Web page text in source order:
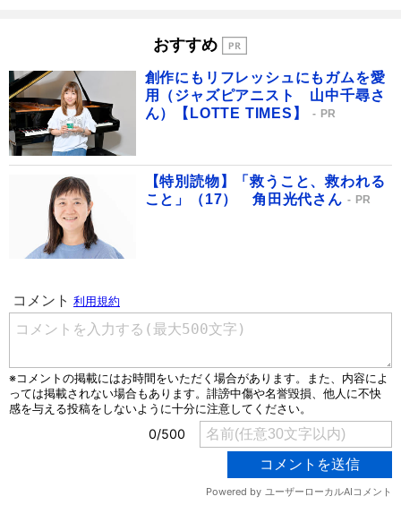
おすすめ
創作にもリフレッシュにもガムを愛
用（ジャズピアニスト 山中千尋さ
ん）【LOTTE TIMES】
PR
【特別読物】「救うこと、救われる
こと」（17） 角田光代さん
PR